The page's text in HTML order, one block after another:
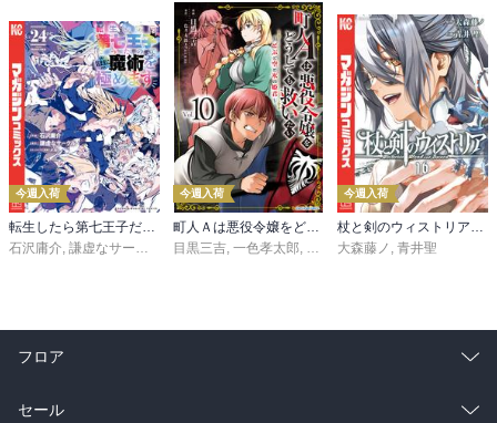
今週入荷
転生したら第七王子だったので、気ままに魔術を極めます（２４）
石沢庸介, 謙虚なサークル メル。
今週入荷
町人Ａは悪役令嬢をどうしても救いたい ～どぶと空と氷の姫君～１０【電子書店共通特典イラスト付】
目黒三吉, 一色孝太郎, Parum
今週入荷
杖と剣のウィストリア（１６）
大森藤ノ , 青井聖
フロア
総合
セール